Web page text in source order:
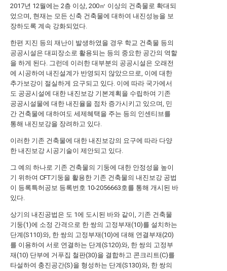
2017년 12월에는 2층 이상, 200㎡ 이상의 건축물로 확대되
었으며, 현재는 모든 신축 건축물에 대하여 내진성능을 보
장하도록 계속 강화되었다.
한편 지진 등의 재난이 발생하였을 경우 학교 건축물 등의
공공시설은 대피장소로 활용되는 등의 중요한 공간의 역할
을 하게 된다. 그런데 이러한 대부분의 공공시설은 오래전
에 시공하여 내진설계가 반영되지 않았으므로, 이에 대한
추가보강이 절실하게 요구되고 있다. 이에 따라 국가에서
도 공공시설에 대한 내진보강 기본계획을 수립하여 기존
공공시설물에 대한 내진율을 점차 증가시키고 있으며, 민
간 건축물에 대하여도 세제혜택을 주는 등의 인센티브를
통해 내진보강을 장려하고 있다.
이러한 기존 건축물에 대한 내진보강의 요구에 따라 다양
한 내진보강 시공기술이 제안되고 있다.
그 예의 하나로 기존 건축물의 기둥에 대한 안정성을 높이
기 위하여 CFT기둥을 활용한 기존 건축물의 내진보강 공법
이 등록특허공보 등록번호 10-2056663호를 통해 개시된 바
있다.
상기의 내진공법은 도 1에 도시된 바와 같이, 기존 건축물
기둥(1)에 소정 간격으로 한 쌍의 고정부재(10)를 설치하는
단계(S110)와, 한 쌍의 고정부재(10)에 대해 연결부재(20)
를 이용하여 서로 연결하는 단계(S120)와, 한 쌍의 고정부
재(10) 단부에 거푸집 철판(30)을 결합하고 콘크리트(C)를
타설하여 충진공간(S)을 형성하는 단계(S130)와, 한 쌍의